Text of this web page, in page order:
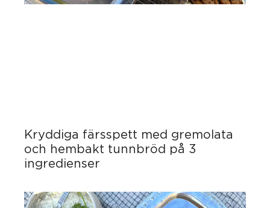
Kryddiga färsspett med gremolata
och hembakt tunnbröd på 3
ingredienser